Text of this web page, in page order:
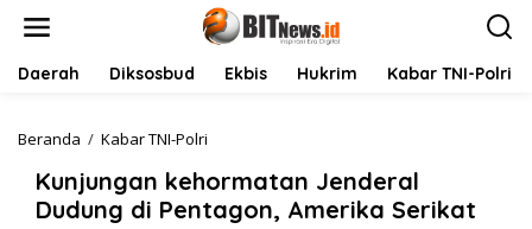
Daerah Diksosbud Ekbis Hukrim Kabar TNI-Polri
Beranda / Kabar TNI-Polri
n
j
u
Kunjungan kehormatan Jenderal
Dudung di Pentagon, Amerika Serikat